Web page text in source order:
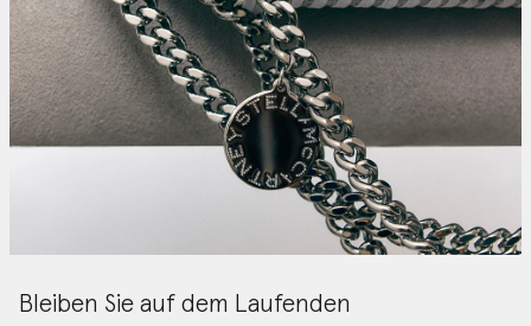
Bleiben Sie auf dem Laufenden